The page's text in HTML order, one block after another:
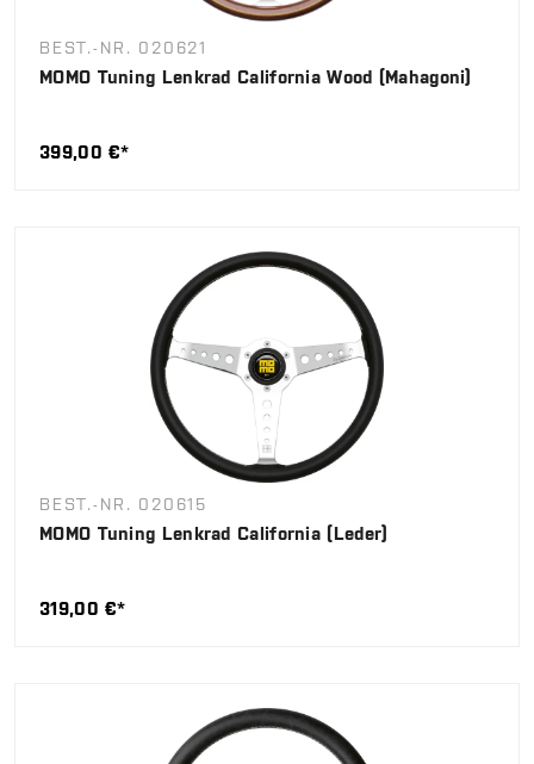
BEST.-NR. 020621
MOMO Tuning Lenkrad California Wood (Mahagoni)
399,00 €*
BEST.-NR. 020615
MOMO Tuning Lenkrad California (Leder)
319,00 €*